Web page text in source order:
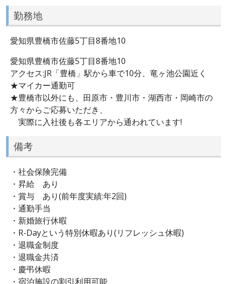
勤務地
愛知県豊橋市佐藤5丁目8番地10
愛知県豊橋市佐藤5丁目8番地10
アクセス:JR「豊橋」駅から車で10分、竜ヶ池公園近く
★マイカー通勤可
★豊橋市以外にも、田原市・豊川市・湖西市・岡崎市の
方々からご応募いただき、
実際に入社後も各エリアから通われています!
備考
・社会保険完備
・昇給 あり
・賞与 あり(前年度実績:年2回)
・通勤手当
・新婚旅行休暇
・R-Dayという特別休暇あり(リフレッシュ休暇)
・退職金制度
・退職金共済
・慶弔休暇
・宿泊施設の割引利用可能